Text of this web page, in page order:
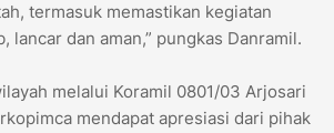
termasuk memastikan kegiatan
lancar dan aman,” pungkas Danramil.
melalui Koramil 0801/03 Arjosari
mendapat apresiasi dari pihak